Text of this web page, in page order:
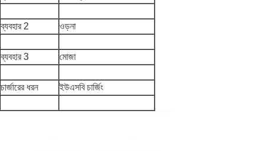
ব্যবহার 2 ওড়না
ব্যবহার 3 মোজা
চার্জারের ধরন ইউএসবি চার্জিং